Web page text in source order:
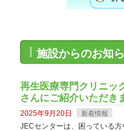
施設からのお知
再生医療専門クリニッ
さんにご紹介いただき
2025年9月20日 新着情報
JECセンターは、困っている方